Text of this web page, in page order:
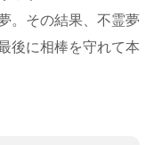
。その結果、不霊夢
後に相棒を守れて本